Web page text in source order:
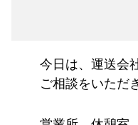
今日は、運送会
ご相談をいただ